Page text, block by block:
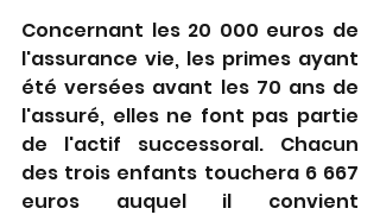
Concernant les 20 000 euros de
l'assurance vie, les primes ayant
été versées avant les 70 ans de
l'assuré, elles ne font pas partie
de l'actif successoral. Chacun
des trois enfants touchera 6 667
euros auquel il convient